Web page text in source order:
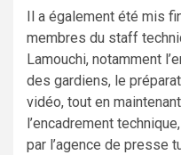
Il a également été mis
membres du staff
Lamouchi, notamment
des gardiens, le
vidéo, tout en
l’encadrement
par l’agence de presse